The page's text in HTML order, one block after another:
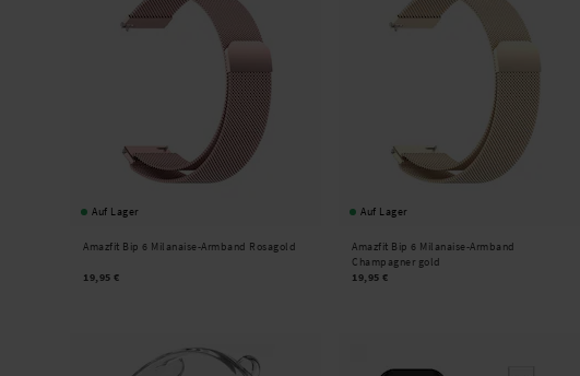
Auf Lager
Amazfit Bip 6 Milanaise-Armband Rosagold
19,95 €
Auf Lager
Amazfit Bip 6 Milanaise-Armband
Champagner gold
19,95 €